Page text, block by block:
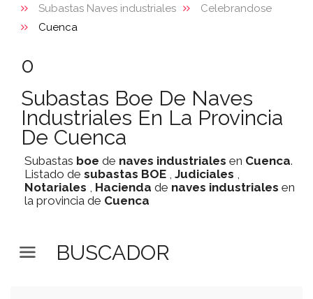
Subastas Naves industriales
Celebrandose
Cuenca
0
Subastas Boe De Naves
Industriales En La Provincia
De Cuenca
Subastas boe de naves industriales en Cuenca.
Listado de subastas BOE , Judiciales ,
Notariales , Hacienda de naves industriales en
la provincia de Cuenca
BUSCADOR